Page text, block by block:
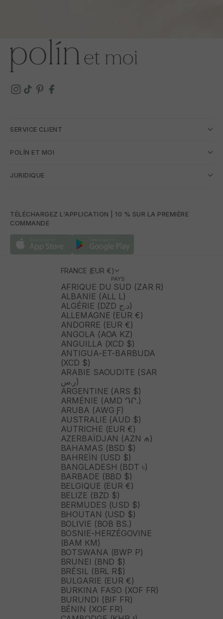
SERVICE CLIENT
POLÍN ET MOI
JURIDIQUE
TÉLÉCHARGEZ L'APPLICATION | 10 % SUR LA PREMIÈRE
COMMANDE
FRANCE (EUR €)
PAYS
AFRIQUE DU SUD (ZAR R)
ALBANIE (ALL L)
ALGÉRIE (DZD د.ج)
ALLEMAGNE (EUR €)
ANDORRE (EUR €)
ANGOLA (AOA KZ)
ANGUILLA (XCD $)
ANTIGUA-ET-BARBUDA
(XCD $)
ARABIE SAOUDITE (SAR
ر.س)
ARGENTINE (ARS $)
ARMÉNIE (AMD ԴՐ.)
ARUBA (AWG Ƒ)
AUSTRALIE (AUD $)
AUTRICHE (EUR €)
AZERBAÏDJAN (AZN ₼)
BAHAMAS (BSD $)
BAHREÏN (USD $)
BANGLADESH (BDT ৳)
BARBADE (BBD $)
BELGIQUE (EUR €)
BELIZE (BZD $)
BERMUDES (USD $)
BHOUTAN (USD $)
BOLIVIE (BOB BS.)
BOSNIE-HERZÉGOVINE
(BAM КМ)
BOTSWANA (BWP P)
BRUNEI (BND $)
BRÉSIL (BRL R$)
BULGARIE (EUR €)
BURKINA FASO (XOF FR)
BURUNDI (BIF FR)
BÉNIN (XOF FR)